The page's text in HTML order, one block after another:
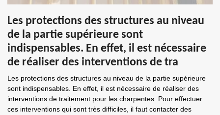
Les protections des structures au niveau
de la partie supérieure sont
indispensables. En effet, il est nécessaire
de réaliser des interventions de tra
Les protections des structures au niveau de la partie supérieure
sont indispensables. En effet, il est nécessaire de réaliser des
interventions de traitement pour les charpentes. Pour effectuer
ces interventions qui sont très difficiles, il faut contacter des